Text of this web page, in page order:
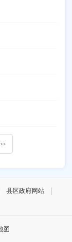
>>
县区政府网站
图